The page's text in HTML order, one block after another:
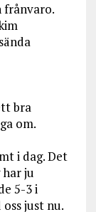
frånvaro.
bra
om.
i dag. Det
ju
5-3 i
just nu.